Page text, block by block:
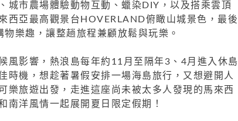
城市農場體驗動物互動、蠟染DIY，以及搭乘雲頂
西亞最高觀景台HOVERLAND俯瞰山城景色，最後
樂趣，讓整趟旅程兼顧放鬆與玩樂。
風影響，熱浪島每年約11月至隔年3、4月進入休島
時機，想趁著暑假安排一場海島旅行，又想避開人
樂旅遊出發，走進這座尚未被太多人發現的馬來西
南洋風情一起展開夏日限定假期！